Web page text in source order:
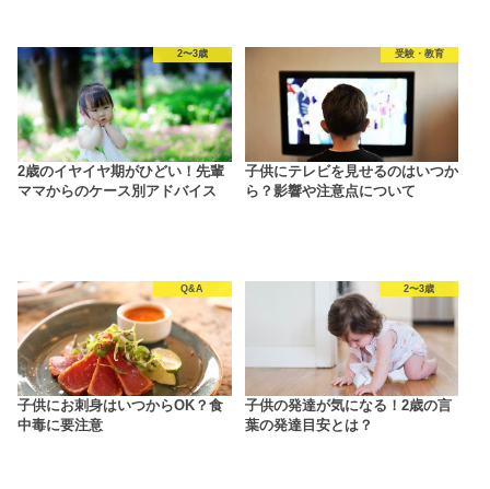
2〜3歳
2歳のイヤイヤ期がひどい！先輩
ママからのケース別アドバイス
受験・教育
子供にテレビを見せるのはいつか
ら？影響や注意点について
Q&A
子供にお刺身はいつからOK？食
中毒に要注意
2〜3歳
子供の発達が気になる！2歳の言
葉の発達目安とは？